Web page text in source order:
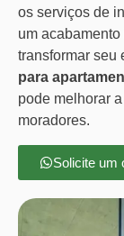
os serviços de
um
transformar seu
para
pode melhorar
moradores.
Solicite um